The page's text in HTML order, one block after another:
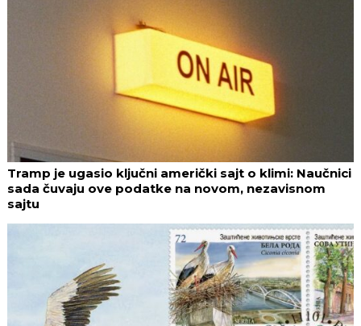
Tramp je ugasio ključni američki sajt o klimi: Naučnici
sada čuvaju ove podatke na novom, nezavisnom
sajtu